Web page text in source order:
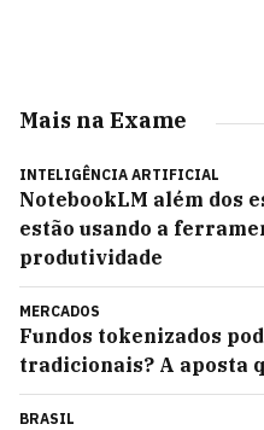
Mais na Exame
INTELIGÊNCIA ARTIFICIAL
NotebookLM além dos
estão usando a
produtividade
MERCADOS
Fundos tokenizados
tradicionais? A aposta
BRASIL